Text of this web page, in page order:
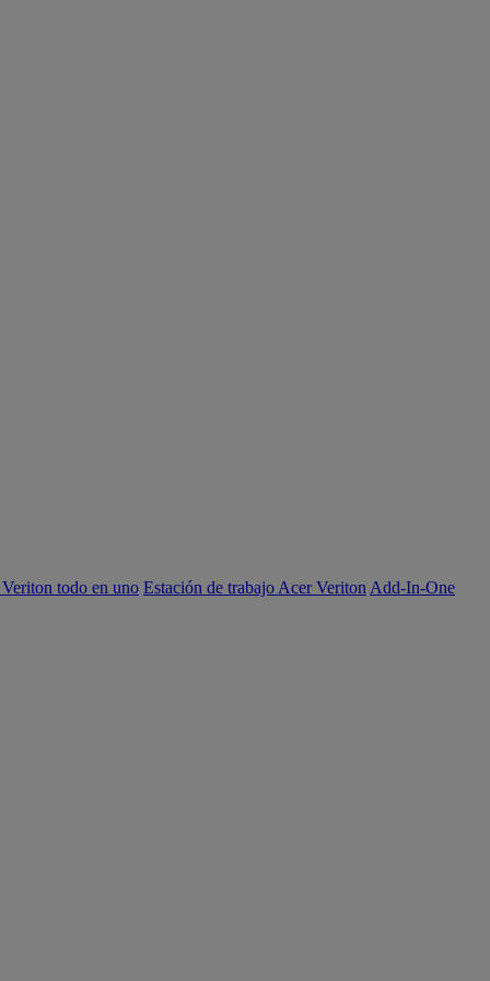
todo en uno Estación de trabajo Acer Veriton Add-In-One